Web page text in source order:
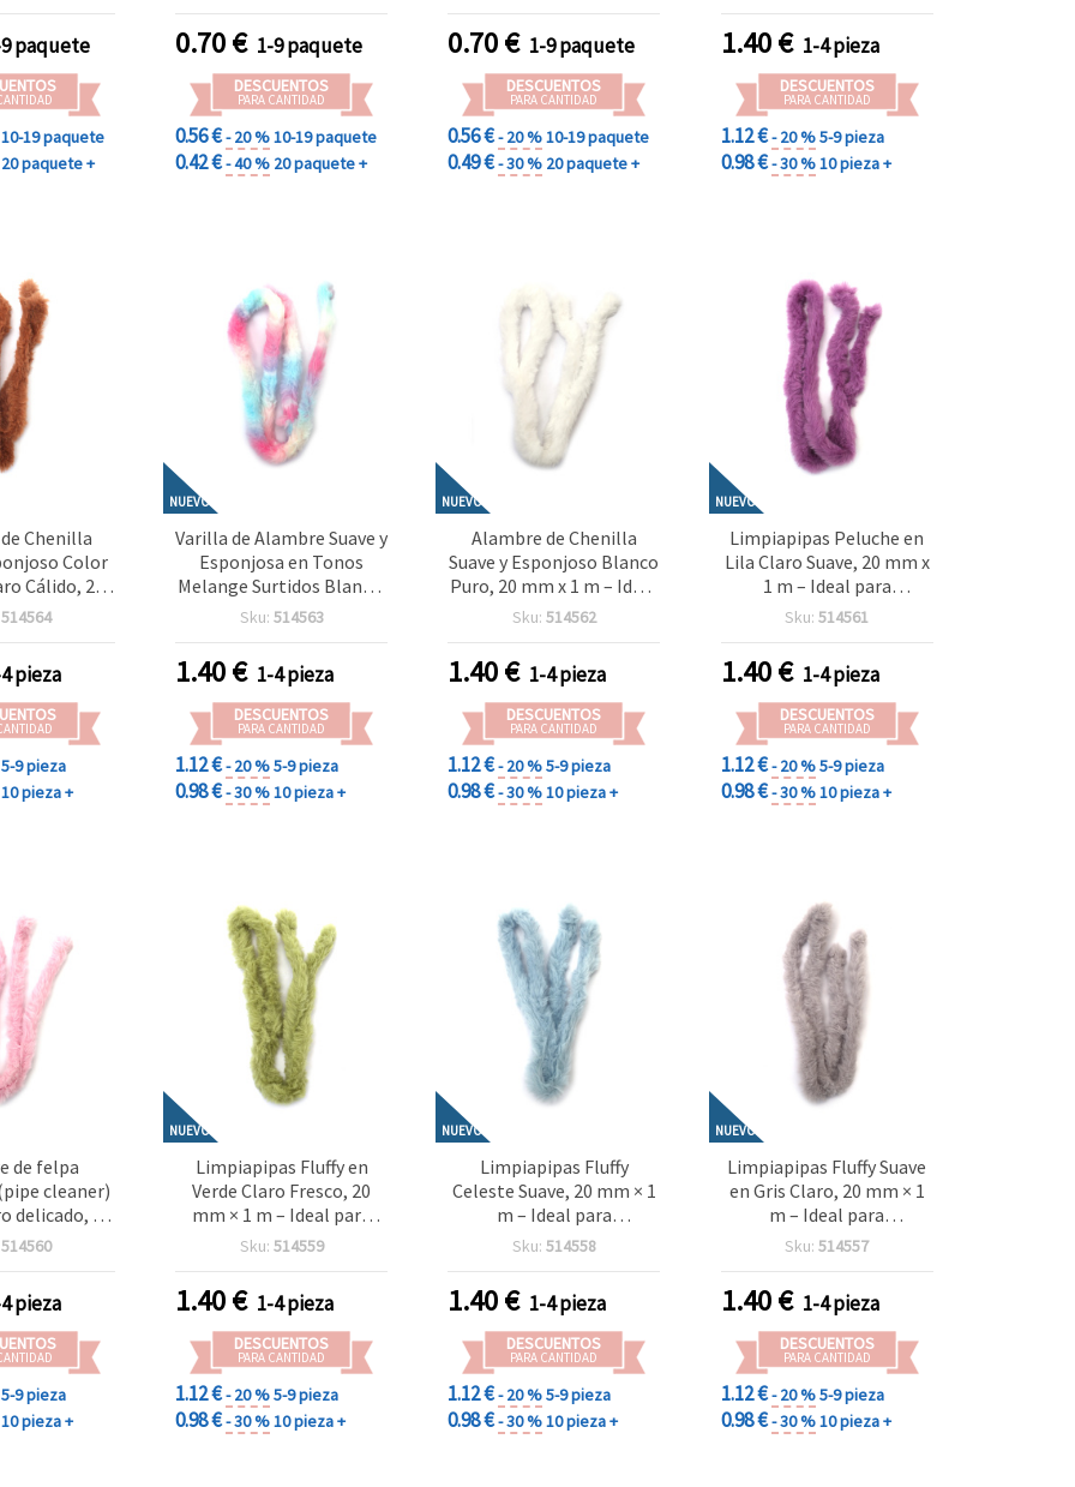
y Detalles
paquete
10-19 paquete
20 paquete +
Manualidades,
Scrapbooking y Detalles
Decorativos
0.70€ 1-9 paquete
DESCUENTOS
PARA CANTIDAD
0.56 €- 20 %10-19 paquete
0.42 €- 40 % 20 paquete +
0.70€ 1-9 paquete
DESCUENTOS
PARA CANTIDAD
0.56 €- 20 %10-19 paquete
0.49 €- 30 % 20 paquete +
Scrapbooking y
Proyectos DIY Creativos
1.40€ 1-4 pieza
DESCUENTOS
PARA CANTIDAD
1.12 €- 20 %5-9 pieza
0.98 €- 30 %10 pieza +
Chenilla
Color
Cálido, 20
Ideal para
Proyectos
Arte
514564
pieza
5-9 pieza
10 pieza +
NUEVO
Varilla de Alambre Suave y
Esponjosa en Tonos
Melange Surtidos Blanco,
Rosa y Azul Claro, 20 mm
Manualidades, Decoración
y Proyectos DIY Creativos
Sku: 514563
1.40€ 1-4 pieza
DESCUENTOS
PARA CANTIDAD
1.12 €- 20 %5-9 pieza
0.98 €- 30 %10 pieza +
NUEVO
Alambre de Chenilla
Suave y Esponjoso Blanco
Puro, 20 mm x 1 m – Ideal
para Decoración
Proyectos DIY
Sku: 514562
1.40€ 1-4 pieza
DESCUENTOS
PARA CANTIDAD
1.12 €- 20 %5-9 pieza
0.98 €- 30 %10 pieza +
NUEVO
Limpiapipas Peluche en
Lila Claro Suave, 20 mm x
1 m – Ideal para
Manualidades, Decoración
Sku:514561
1.40€ 1-4 pieza
DESCUENTOS
PARA CANTIDAD
1.12 €- 20 %5-9 pieza
0.98 €- 30 %10 pieza +
de felpa
cleaner)
delicado, 20
Ideal para
y
DIY
514560
pieza
5-9 pieza
10 pieza +
NUEVO
Limpiapipas Fluffy en
Verde Claro Fresco, 20
mm × 1 m – Ideal para
Manualidades, Decoración
Sku: 514559
1.40€ 1-4 pieza
DESCUENTOS
PARA CANTIDAD
1.12 €- 20 %5-9 pieza
0.98 €- 30 %10 pieza +
NUEVO
Limpiapipas Fluffy
Celeste Suave, 20 mm × 1
m – Ideal para
Manualidades, DIY y
Sku: 514558
1.40€ 1-4 pieza
DESCUENTOS
PARA CANTIDAD
1.12 €- 20 %5-9 pieza
0.98 €- 30 %10 pieza +
NUEVO
Limpiapipas Fluffy Suave
en Gris Claro, 20 mm × 1
m – Ideal para
Manualidades, Decoración
Sku:514557
1.40€ 1-4 pieza
DESCUENTOS
PARA CANTIDAD
1.12 €- 20 %5-9 pieza
0.98 €- 30 %10 pieza +